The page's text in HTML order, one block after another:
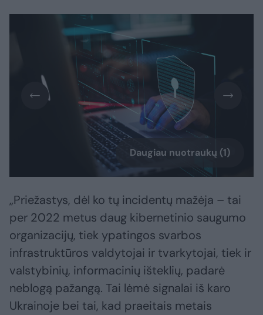
Daugiau nuotraukų (1)
„Priežastys, dėl ko tų incidentų mažėja – tai
per 2022 metus daug kibernetinio saugumo
organizacijų, tiek ypatingos svarbos
infrastruktūros valdytojai ir tvarkytojai, tiek ir
valstybinių, informacinių išteklių, padarė
neblogą pažangą. Tai lėmė signalai iš karo
Ukrainoje bei tai, kad praeitais metais